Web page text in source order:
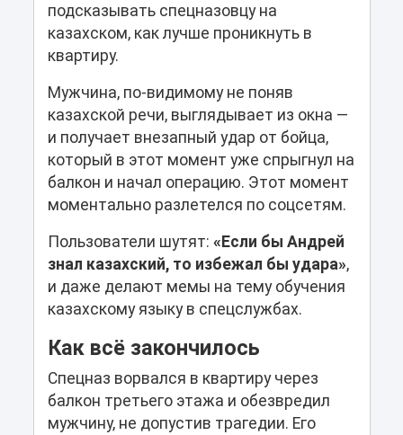
подсказывать спецназовцу на
казахском, как лучше проникнуть в
квартиру.
Мужчина, по-видимому не поняв
казахской речи, выглядывает из окна —
и получает внезапный удар от бойца,
который в этот момент уже спрыгнул на
балкон и начал операцию. Этот момент
моментально разлетелся по соцсетям.
Пользователи шутят: «Если бы Андрей
знал казахский, то избежал бы удара»,
и даже делают мемы на тему обучения
казахскому языку в спецслужбах.
Как всё закончилось
Спецназ ворвался в квартиру через
балкон третьего этажа и обезвредил
мужчину, не допустив трагедии. Его